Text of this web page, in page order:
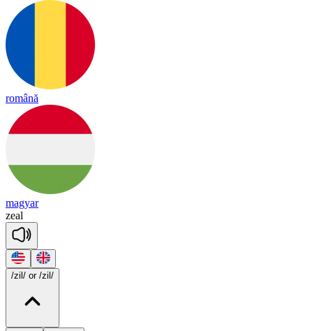
română
magyar
zeal
/zil/ or /zil/